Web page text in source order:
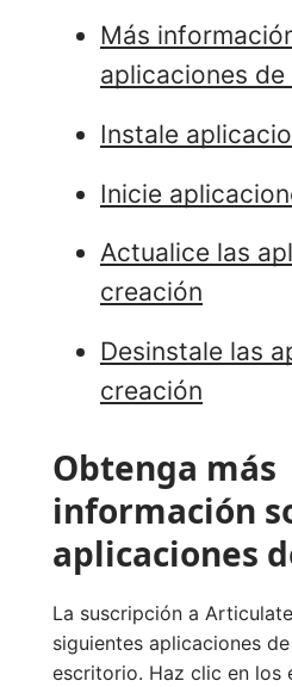
Más
aplicaciones
Instale
Inicie
Actualice las
creación
Desinstale las
creación
Obtenga más
información
aplicaciones
La suscripción a
siguientes aplicaciones
escritorio. Haz clic en los